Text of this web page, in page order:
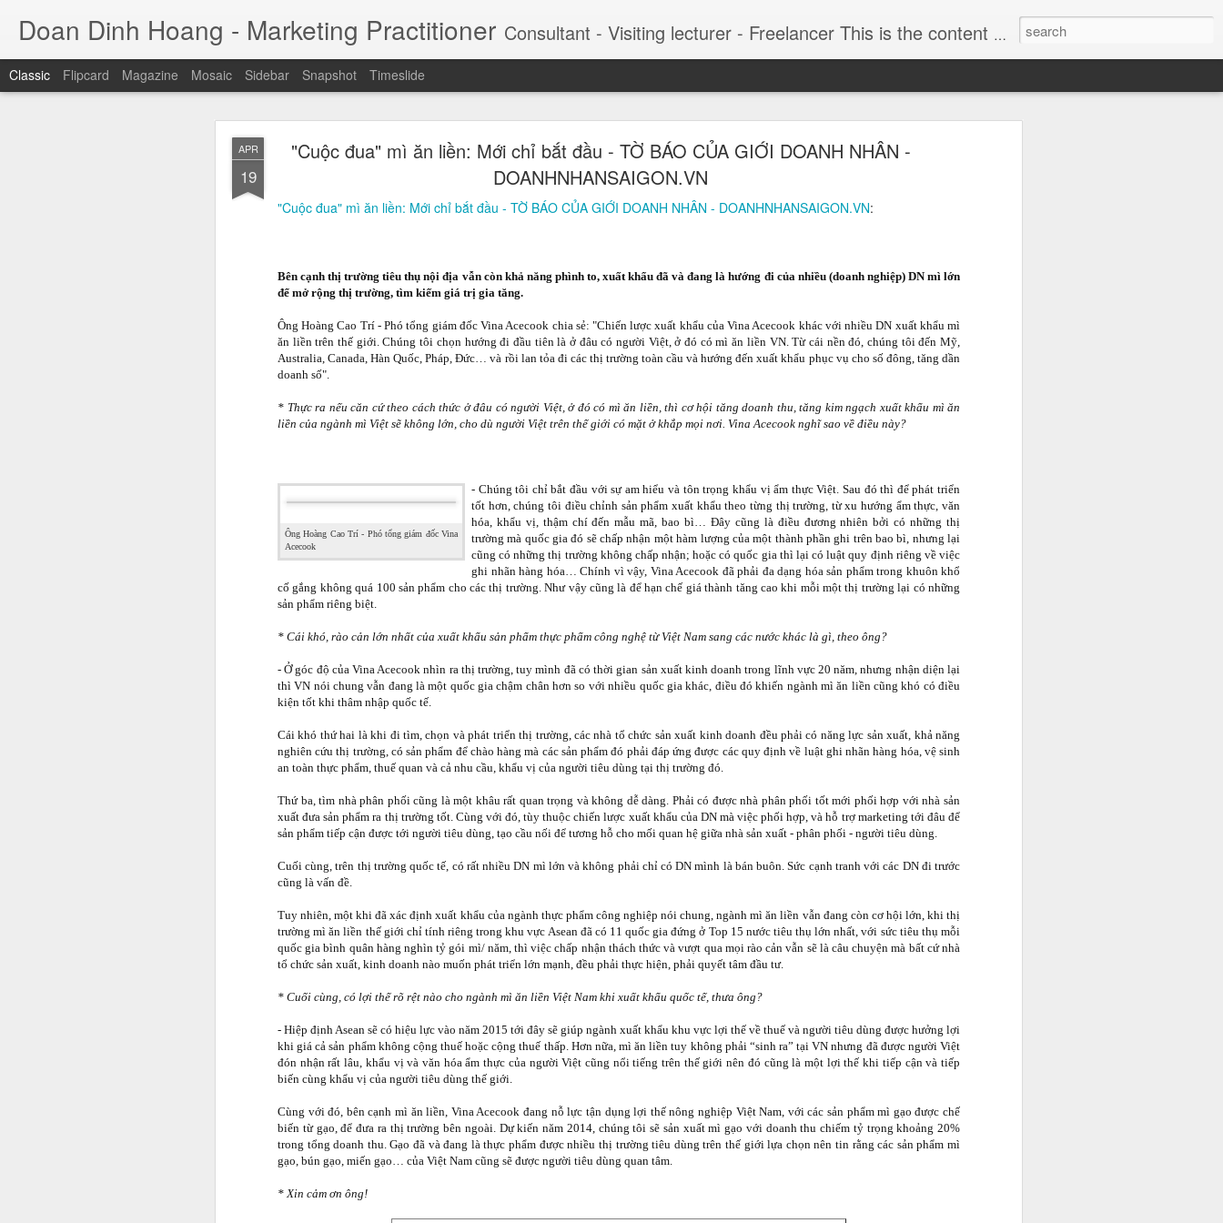
APR
19
"Cuộc đua" mì ăn liền: Mới chỉ bắt đầu - TỜ BÁO CỦA GIỚI DOANH NHÂN -
DOANHNHANSAIGON.VN
"Cuộc đua" mì ăn liền: Mới chỉ bắt đầu - TỜ BÁO CỦA GIỚI DOANH NHÂN - DOANHNHANSAIGON.VN:
Bên cạnh thị trường tiêu thụ nội địa vẫn còn khả năng phình to, xuất khẩu đã và đang là hướng đi của nhiều (doanh nghiệp) DN mì lớn
để mở rộng thị trường, tìm kiếm giá trị gia tăng.
Ông Hoàng Cao Trí - Phó tổng giám đốc Vina Acecook chia sẻ: "Chiến lược xuất khẩu của Vina Acecook khác với nhiều DN xuất khẩu mì
ăn liền trên thế giới. Chúng tôi chọn hướng đi đầu tiên là ở đâu có người Việt, ở đó có mì ăn liền VN. Từ cái nền đó, chúng tôi đến Mỹ,
Australia, Canada, Hàn Quốc, Pháp, Đức… và rồi lan tỏa đi các thị trường toàn cầu và hướng đến xuất khẩu phục vụ cho số đông, tăng dần
doanh số".
* Thực ra nếu căn cứ theo cách thức ở đâu có người Việt, ở đó có mì ăn liền, thì cơ hội tăng doanh thu, tăng kim ngạch xuất khẩu mì ăn
liền của ngành mì Việt sẽ không lớn, cho dù người Việt trên thế giới có mặt ở khắp mọi nơi. Vina Acecook nghĩ sao về điều này?
Ông Hoàng Cao Trí - Phó tổng giám đốc Vina
Acecook
- Chúng tôi chỉ bắt đầu với sự am hiểu và tôn trọng khẩu vị ẩm thực Việt. Sau đó thì để phát triển
tốt hơn, chúng tôi điều chỉnh sản phẩm xuất khẩu theo từng thị trường, từ xu hướng ẩm thực, văn
hóa, khẩu vị, thậm chí đến mẫu mã, bao bì… Đây cũng là điều đương nhiên bởi có những thị
trường mà quốc gia đó sẽ chấp nhận một hàm lượng của một thành phần ghi trên bao bì, nhưng lại
cũng có những thị trường không chấp nhận; hoặc có quốc gia thì lại có luật quy định riêng về việc
ghi nhãn hàng hóa… Chính vì vậy, Vina Acecook đã phải đa dạng hóa sản phẩm trong khuôn khổ
cố gắng không quá 100 sản phẩm cho các thị trường. Như vậy cũng là để hạn chế giá thành tăng cao khi mỗi một thị trường lại có những
sản phẩm riêng biệt.
* Cái khó, rào cản lớn nhất của xuất khẩu sản phẩm thực phẩm công nghệ từ Việt Nam sang các nước khác là gì, theo ông?
- Ở góc độ của Vina Acecook nhìn ra thị trường, tuy mình đã có thời gian sản xuất kinh doanh trong lĩnh vực 20 năm, nhưng nhận diện lại
thì VN nói chung vẫn đang là một quốc gia chậm chân hơn so với nhiều quốc gia khác, điều đó khiến ngành mì ăn liền cũng khó có điều
kiện tốt khi thâm nhập quốc tế.
Cái khó thứ hai là khi đi tìm, chọn và phát triển thị trường, các nhà tổ chức sản xuất kinh doanh đều phải có năng lực sản xuất, khả năng
nghiên cứu thị trường, có sản phẩm để chào hàng mà các sản phẩm đó phải đáp ứng được các quy định về luật ghi nhãn hàng hóa, vệ sinh
an toàn thực phẩm, thuế quan và cả nhu cầu, khẩu vị của người tiêu dùng tại thị trường đó.
Thứ ba, tìm nhà phân phối cũng là một khâu rất quan trọng và không dễ dàng. Phải có được nhà phân phối tốt mới phối hợp với nhà sản
xuất đưa sản phẩm ra thị trường tốt. Cùng với đó, tùy thuộc chiến lược xuất khẩu của DN mà việc phối hợp, và hỗ trợ marketing tới đâu để
sản phẩm tiếp cận được tới người tiêu dùng, tạo cầu nối để tương hỗ cho mối quan hệ giữa nhà sản xuất - phân phối - người tiêu dùng.
Cuối cùng, trên thị trường quốc tế, có rất nhiều DN mì lớn và không phải chỉ có DN mình là bán buôn. Sức cạnh tranh với các DN đi trước
cũng là vấn đề.
Tuy nhiên, một khi đã xác định xuất khẩu của ngành thực phẩm công nghiệp nói chung, ngành mì ăn liền vẫn đang còn cơ hội lớn, khi thị
trường mì ăn liền thế giới chỉ tính riêng trong khu vực Asean đã có 11 quốc gia đứng ở Top 15 nước tiêu thụ lớn nhất, với sức tiêu thụ mỗi
quốc gia bình quân hàng nghìn tỷ gói mì/ năm, thì việc chấp nhận thách thức và vượt qua mọi rào cản vẫn sẽ là câu chuyện mà bất cứ nhà
tổ chức sản xuất, kinh doanh nào muốn phát triển lớn mạnh, đều phải thực hiện, phải quyết tâm đầu tư.
* Cuối cùng, có lợi thế rõ rệt nào cho ngành mì ăn liền Việt Nam khi xuất khẩu quốc tế, thưa ông?
- Hiệp định Asean sẽ có hiệu lực vào năm 2015 tới đây sẽ giúp ngành xuất khẩu khu vực lợi thế về thuế và người tiêu dùng được hưởng lợi
khi giá cả sản phẩm không cộng thuế hoặc cộng thuế thấp. Hơn nữa, mì ăn liền tuy không phải “sinh ra” tại VN nhưng đã được người Việt
đón nhận rất lâu, khẩu vị và văn hóa ẩm thực của người Việt cũng nổi tiếng trên thế giới nên đó cũng là một lợi thế khi tiếp cận và tiếp
biến cùng khẩu vị của người tiêu dùng thế giới.
Cùng với đó, bên cạnh mì ăn liền, Vina Acecook đang nỗ lực tận dụng lợi thế nông nghiệp Việt Nam, với các sản phẩm mì gạo được chế
biến từ gạo, để đưa ra thị trường bên ngoài. Dự kiến năm 2014, chúng tôi sẽ sản xuất mì gạo với doanh thu chiếm tỷ trọng khoảng 20%
trong tổng doanh thu. Gạo đã và đang là thực phẩm được nhiều thị trường tiêu dùng trên thế giới lựa chọn nên tin rằng các sản phẩm mì
gạo, bún gạo, miến gạo… của Việt Nam cũng sẽ được người tiêu dùng quan tâm.
* Xin cảm ơn ông!
Doan Dinh Hoang - Marketing Practitioner Consultant - Visiting lecturer - Freelancer This is the content composed, collected and filtered to provide a critical view to CEO and managers. My DDH Talk weekly series contribute actively and critical thoughts in economics to assist CEO enhancing the leadership and managing skills.
Classic Flipcard Magazine Mosaic Sidebar Snapshot Timeslide
Cuộc sống sang chảnh của hot boy lừa 57 tỷ đồng (Marketing xây dựng hình
ảnh sang chảnh luôn gắn với hàng hiệu, du thuyền, du lịch)
Jason Nguyễn (tên thật là Nguyễn Khánh Nguyên) vừa bị Công an TP HCM bắt tạm giam để điều tra vụ lừa đảo 57 tỷ
đồng. Trước khi bị bắt, Jason Nguyễn được mệnh danh là 'CEO triệu USD' khi xây dựng cho mình hình ảnh doanh
Jason Nguyễn sinh năm 1988, từng du học tại Singapore, là hot boy có tiếng trên mạng xã hội và quản lý cho một số
nghệ sĩ. Trên mạng xã hội, Jason thường đăng những bài viết về kinh nghiệm làm giàu, kinh doanh và xây dựng sự